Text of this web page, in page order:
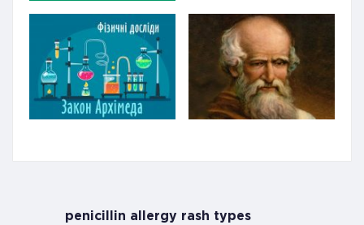
penicillin allergy rash types